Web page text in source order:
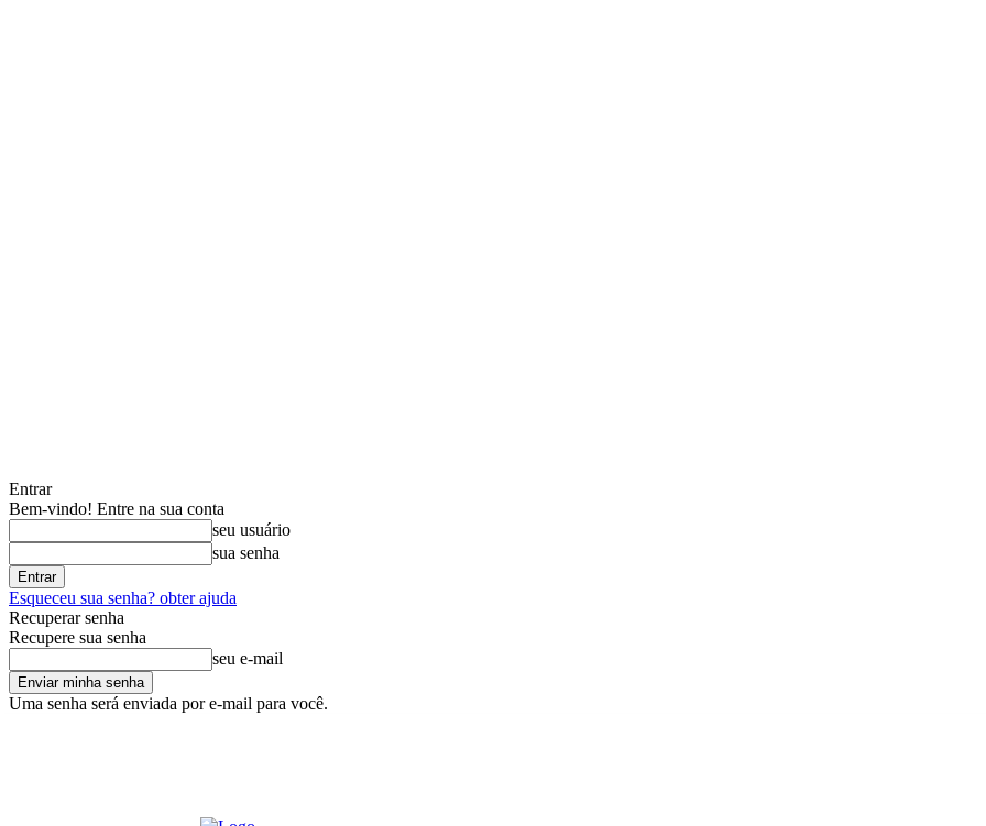
Entrar
Bem-vindo! Entre na sua conta
seu usuário
sua senha
Esqueceu sua senha? obter ajuda
Recuperar senha
Recupere sua senha
seu e-mail
Uma senha será enviada por e-mail para você.